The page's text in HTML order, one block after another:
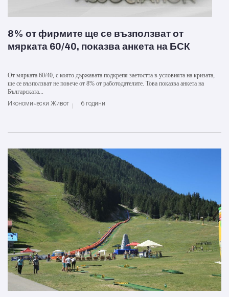
8% от фирмите ще се възползват от
мярката 60/40, показва анкета на БСК
От мярката 60/40, с която държавата подкрепя заетостта в условията на кризата,
ще се възползват не повече от 8% от работодателите. Това показва анкета на
Българската...
Икономически Живот
6 години